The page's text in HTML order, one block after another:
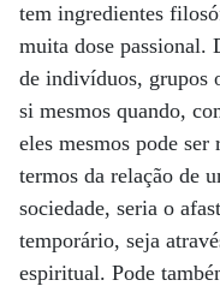
tem ingredientes
muita dose passional.
de indivíduos, grupos
si mesmos quando,
eles mesmos pode
termos da relação de
sociedade, seria o
temporário, seja
espiritual. Pode